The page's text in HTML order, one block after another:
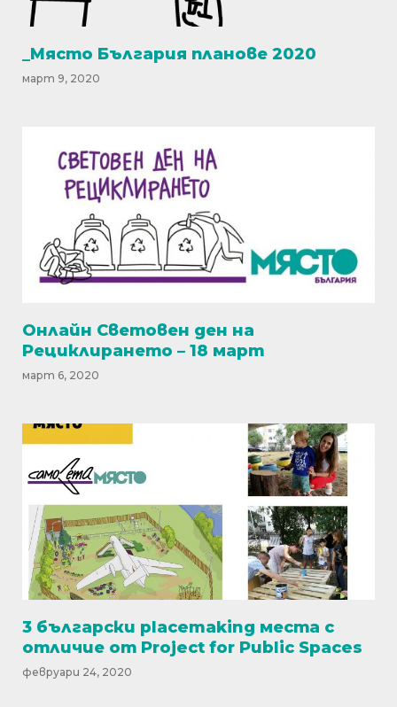
_Място България планове 2020
март 9, 2020
Онлайн Световен ден на
Рециклирането – 18 март
март 6, 2020
3 български placemaking места с
отличие от Project for Public Spaces
февруари 24, 2020